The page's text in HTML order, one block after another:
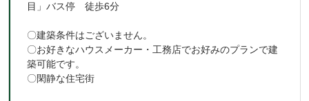
目」バス停 徒歩6分
〇建築条件はございません。
〇お好きなハウスメーカー・工務店でお好みのプランで建
築可能です。
〇閑静な住宅街